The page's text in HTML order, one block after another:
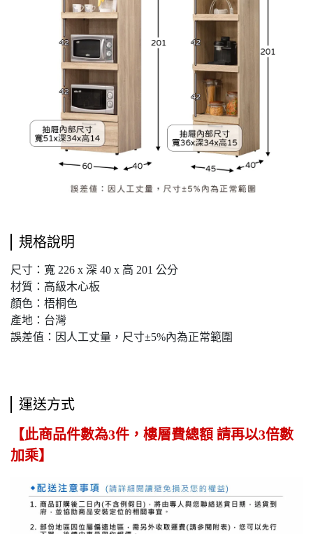
規格說明
尺寸：寬 226 x 深 40 x 高 201 公分
材質：高級木心板
顏色：梧桐色
產地：台灣
誤差值：因人工丈量，尺寸±5%內為正常範圍
運送方式
【此商品件數為3件，樓層費總額 請再以3倍數
加乘】